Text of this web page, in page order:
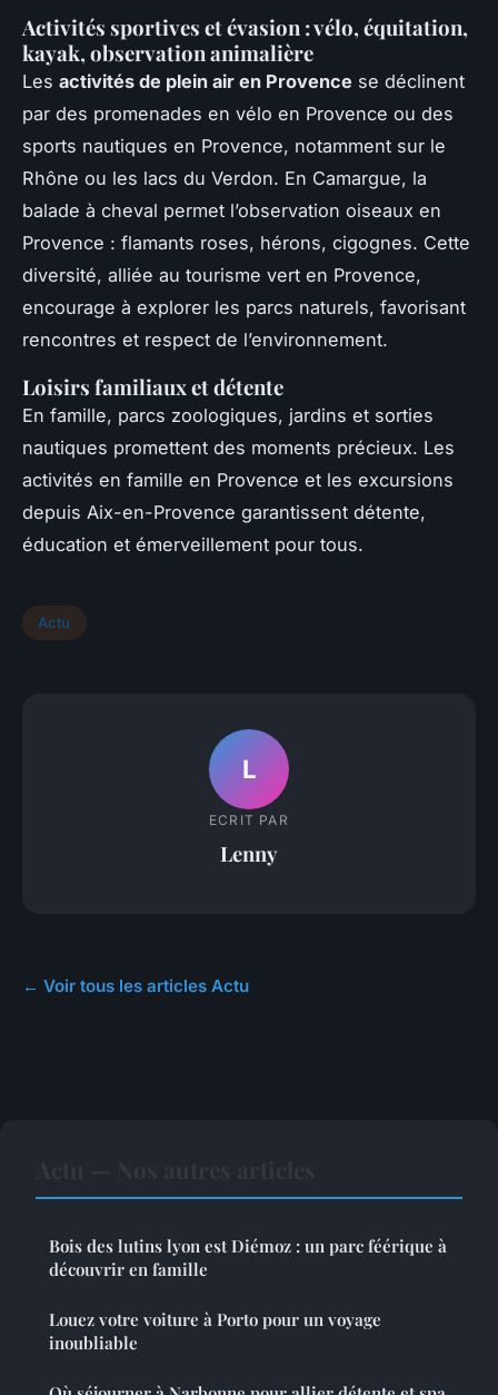
Activités sportives et évasion : vélo, équitation,
kayak, observation animalière
Les activités de plein air en Provence se déclinent
par des promenades en vélo en Provence ou des
sports nautiques en Provence, notamment sur le
Rhône ou les lacs du Verdon. En Camargue, la
balade à cheval permet l’observation oiseaux en
Provence : flamants roses, hérons, cigognes. Cette
diversité, alliée au tourisme vert en Provence,
encourage à explorer les parcs naturels, favorisant
rencontres et respect de l’environnement.
Loisirs familiaux et détente
En famille, parcs zoologiques, jardins et sorties
nautiques promettent des moments précieux. Les
activités en famille en Provence et les excursions
depuis Aix-en-Provence garantissent détente,
éducation et émerveillement pour tous.
Actu
L
ECRIT PAR
Lenny
← Voir tous les articles Actu
Bois des lutins lyon est Diémoz : un parc féérique à
découvrir en famille
Louez votre voiture à Porto pour un voyage
inoubliable